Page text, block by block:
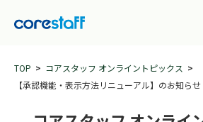
TOP
コアスタッフ オンライントピックス
【承認機能・表示方法リニューアル】のお知らせ